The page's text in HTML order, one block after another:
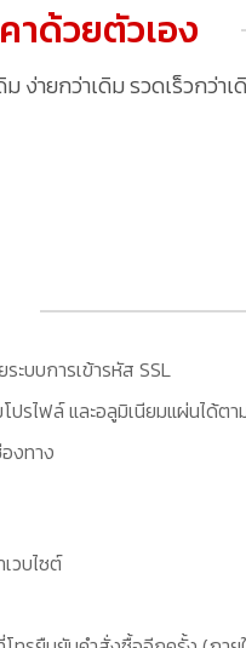
าด้วยตัวเอง
ง่ายกว่าเดิม รวดเร็วกว่าเ
ะบบการเข้ารหัส SSL
รไฟล์ และอลูมิเนียมแผ่นได้ต
งทาง
วบไซต์